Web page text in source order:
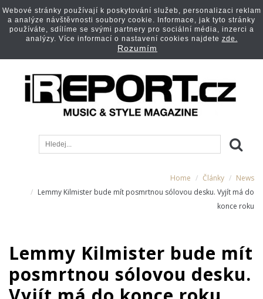
Home Články
News
Lemmy Kilmister bude mít posmrtnou sólovou desku. Vyjít má do
konce roku
Lemmy Kilmister bude mít
posmrtnou sólovou desku.
Webové stránky používají k poskytování služeb, personalizaci reklam
a analýze návštěvnosti soubory cookie. Informace, jak tyto stránky
používáte, sdílíme se svými partnery pro sociální média, inzerci a
analýzy. Více informací o nastavení cookies najdete zde.
Rozumím